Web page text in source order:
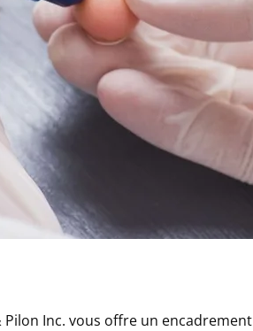
Inc. vous offre un encadrement